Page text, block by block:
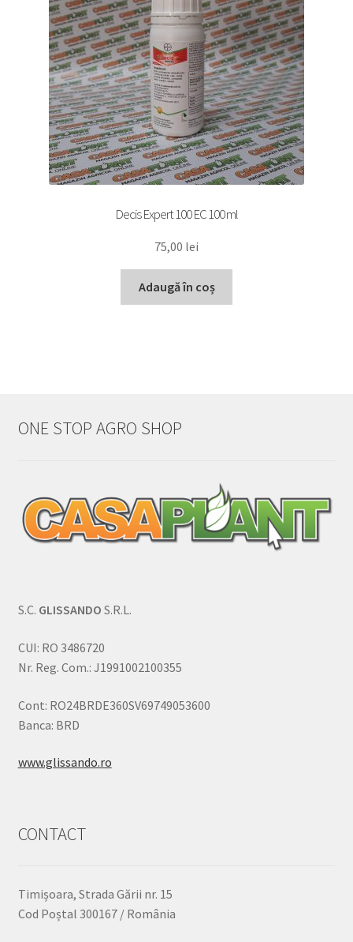
Decis Expert 100 EC 100 ml
75,00 lei
Adaugă în coș
ONE STOP AGRO SHOP
S.C. GLISSANDO S.R.L.
CUI: RO 3486720
Nr. Reg. Com.: J1991002100355
Cont: RO24BRDE360SV69749053600
Banca: BRD
www.glissando.ro
CONTACT
Timișoara, Strada Gării nr. 15
Cod Poștal 300167 / România